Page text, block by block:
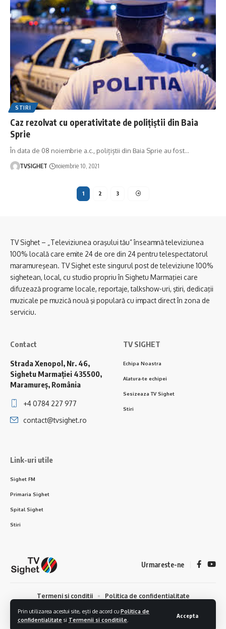
Prin utilizarea acestui site, ești de acord cu Politica de
confidentialitate si Termenii si conditiile
Accepta
STIRI
Caz rezolvat cu operativitate de polițiștii din Baia
Sprie
În data de 08 noiembrie a.c., polițiștii din Baia Sprie au fost…
TVSIGHET noiembrie 10, 2021
1 2 3
TV Sighet – „Televiziunea oraşului tău” înseamnă televiziunea
100% locală care emite 24 de ore din 24 pentru telespectatorul
maramureşean. TV Sighet este singurul post de televiziune 100%
sighetean, local, cu studio propriu în Sighetu Marmaţiei care
difuzează programe locale, reportaje, talkshow-uri, ştiri, dedicaţii
muzicale pe muzică nouă şi populară cu impact direct în zona de
serviciu.
Contact
Strada Xenopol, Nr. 46,
Sighetu Marmației 435500,
Maramureș, România
+4 0784 227 977
contact@tvsighet.ro
TV SIGHET
Echipa Noastra
Alatura-te echipei
Sesizeaza TV Sighet
Stiri
Link-uri utile
Sighet FM
Primaria Sighet
Spital Sighet
Stiri
Urmareste-ne
© 2024 TVSIGHET.RO | Creat de strategicweb.ro
Termeni si conditii
Politica de confidentialitate